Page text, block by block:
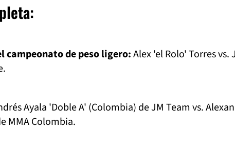
campeonato de peso ligero:Alex 'el Rolo' Torres vs.
Ayala 'Doble A' (Colombia) de JM Team vs.
MMA Colombia.